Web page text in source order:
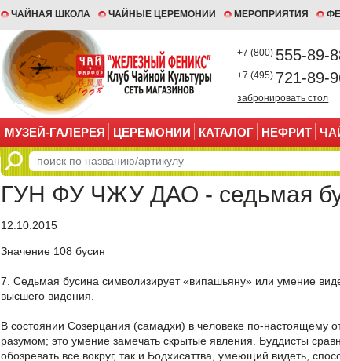
ЧАЙНАЯ ШКОЛА ЧАЙНЫЕ ЦЕРЕМОНИИ МЕРОПРИЯТИЯ
+7 (800) 555-89-
+7 (495) 721-89-
забронировать стол
МУЗЕЙ-ГАЛЕРЕЯ ЦЕРЕМОНИИ КАТАЛОГ НЕФРИТ
ГУН ФУ ЧЖУ ДАО - седьмая
12.10.2015
Значение 108 бусин
7. Седьмая бусина символизирует «випашьяну» или умение
высшего видения.
В состоянии Созерцания (самадхи) в человеке по-настоящему
разумом; это умение замечать скрытые явления. Буддисты
обозревать все вокруг, так и Бодхисаттва, умеющий видеть,